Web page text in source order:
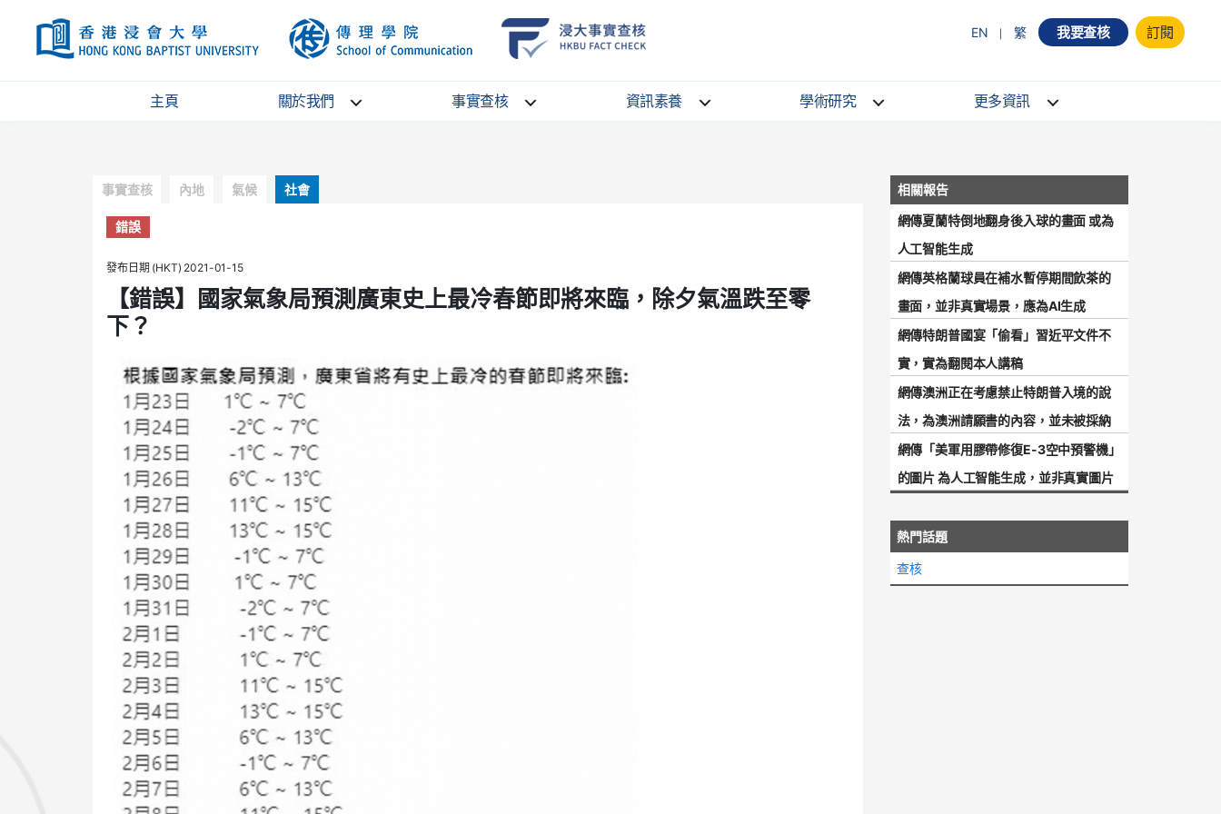
HKBU
School
Communication
EN 繁 我要查核 訂閱
主頁 關於我們 事實查核 資訊素養 學術研究 更多資訊
Categories
事實查核 內地 氣候 社會
錯誤
發布日期 (HKT) 2021-01-15
【錯誤】國家氣象局預測廣東史上最冷春節即將來臨，除夕氣溫跌至零
下？
網傳夏蘭特倒地翻身後入球的畫面 或為
人工智能生成
網傳英格蘭球員在補水暫停期間飲茶的
畫面，並非真實場景，應為AI生成
網傳特朗普國宴「偷看」習近平文件不
實，實為翻閱本人講稿
網傳澳洲正在考慮禁止特朗普入境的說
法，為澳洲請願書的內容，並未被採納
網傳「美軍用膠帶修復E-3空中預警機」
的圖片 為人工智能生成，並非真實圖片
熱門話題
查核